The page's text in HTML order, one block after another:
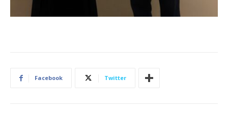
Facebook Twitter